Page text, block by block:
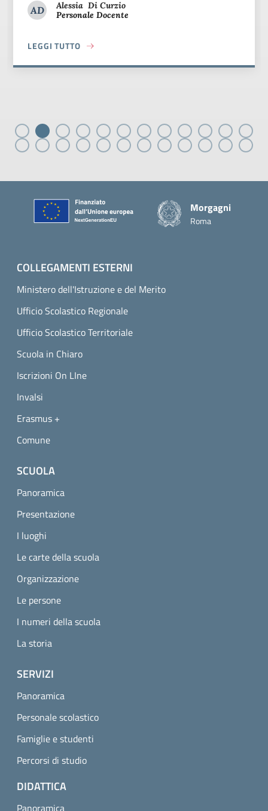
AD
Alessia Di Curzio
Alessia Di Curzio
Personale Docente
LEGGI TUTTO
ABOUT PUBBLICAZIONE GRADUATORIE DEFINITIVE SEZ.
Piè di pagina
Morgagni
Roma
COLLEGAMENTI ESTERNI
Ministero dell'Istruzione e del Merito
Ufficio Scolastico Regionale
Ufficio Scolastico Territoriale
Scuola in Chiaro
Iscrizioni On LIne
Invalsi
Erasmus +
Comune
SCUOLA
Panoramica
Presentazione
I luoghi
Le carte della scuola
Organizzazione
Le persone
I numeri della scuola
La storia
SERVIZI
Panoramica
Personale scolastico
Famiglie e studenti
Percorsi di studio
DIDATTICA
Panoramica